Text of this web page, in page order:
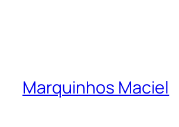
Marquinhos Maciel